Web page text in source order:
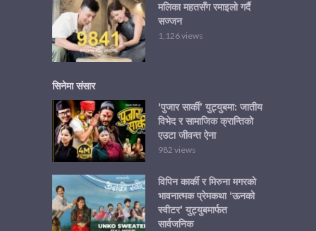
मलिका महतसँग रमाइलो गर्दै
सज्जन
1,126 views
सिनेमा संसार
‘पुजार सार्की’ युट्युबमा: जातीय
विभेद र सामाजिक क्रान्तिको
एउटा जीवन्त ऐना
982 views
विपिन कार्की र मिरुना मगरको
भावनात्मक प्रेमकथा ‘ऊनको
स्वीटर’ युट्युबमार्फत
सार्वजनिक